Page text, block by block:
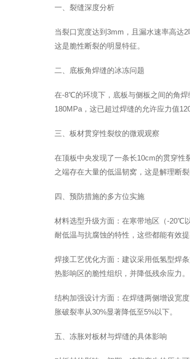
一、裂缝深度分析
当裂口宽度达到3mm，且漏水速率高达
这是脆性断裂的明显特征。
二、底板角焊缝的冰冻问题
在-8℃的环境下，底板与侧板之间的角
180MPa，这已超过焊缝的允许应力值
三、板材贯穿性裂纹的微观观察
在顶板中央发现了一条长10cm的贯穿性
之端存在大量的低温韧窝，这是解理断裂
四、预防措施的多方位实施
材料选型升级方面：在寒带地区（-20℃
耐低温与抗腐蚀的特性，这些都能有效提
焊接工艺优化方面：建议采用低氢型焊
热影响区的脆性组织，并降低残余应力。
结构加强设计方面：在焊缝两侧增设宽
胀破裂率从30%显著降低至5%以下。
五、冻胀对板材与焊缝的具体影响